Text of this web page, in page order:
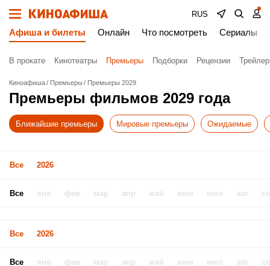
RUS
Афиша и билеты Онлайн Что посмотреть Сериалы
В прокате Кинотеатры Премьеры Подборки Рецензии
Киноафиша Премьеры Премьеры 2029
Премьеры фильмов 2029 года
Ближайшие премьеры Мировые премьеры Ожидаемые
Все 2026
Все янв фев мар апр май июн июл авг
Все 2026
Все янв фев мар апр май июн июл авг